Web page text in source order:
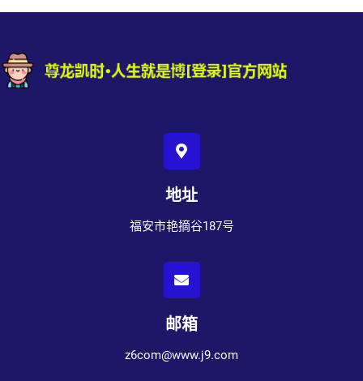
地址
福安市艳摘谷187号
邮箱
z6com@www.j9.com